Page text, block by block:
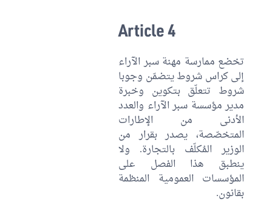
Article 4
تخضع ممارسة مهنة سبر الآراء
إلى كراس شروط يتضمّن وجوبا
شروط تتعلّق بتكوين وخبرة
مدير مؤسسة سبر الآراء والعدد
الأدنى من الإطارات
المتخصّصة، يصدر بقرار من
الوزير المُكلّف بالتجارة. ولا
ينطبق هذا الفصل على
المؤسسات العمومية المنظمة
بقانون.